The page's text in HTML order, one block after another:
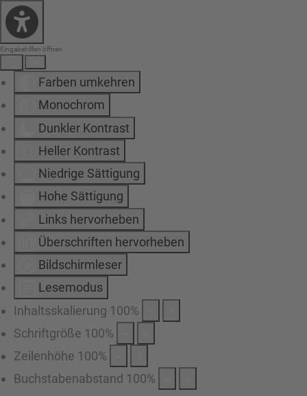
Eingabehilfen öffnen
Farben umkehren
Monochrom
Dunkler Kontrast
Heller Kontrast
Niedrige Sättigung
Hohe Sättigung
Links hervorheben
Überschriften hervorheben
Bildschirmleser
Lesemodus
Inhaltsskalierung 100%
Schriftgröße 100%
Zeilenhöhe 100%
Buchstabenabstand 100%